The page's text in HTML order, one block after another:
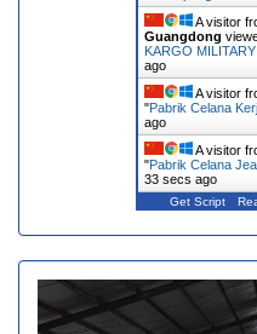
A visitor
Guangdong
KARGO
ago
A visitor
"Pabrik Celana
ago
A visitor
"Pabrik Celana
34 secs ago
Get Script